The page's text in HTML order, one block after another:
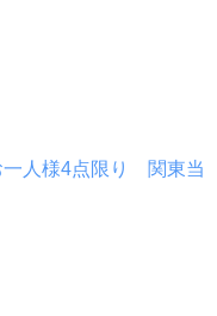
人様4点限り 関東当